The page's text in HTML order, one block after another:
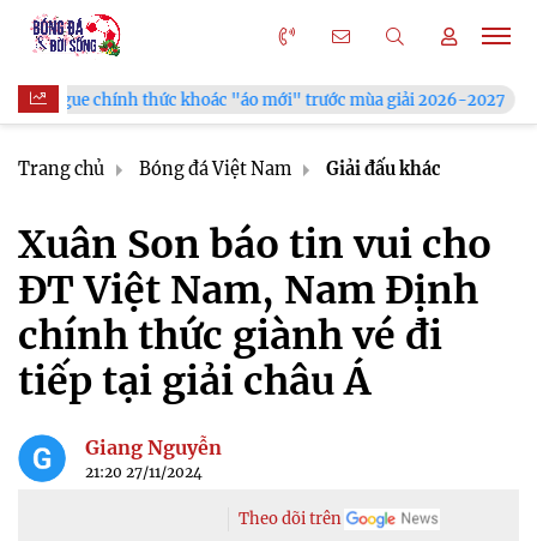
"áo mới" trước mùa giải 2026-2027 Xã Hùng Châu
Trang chủ Bóng đá Việt Nam Giải đấu khác
Xuân Son báo tin vui cho
ĐT Việt Nam, Nam Định
chính thức giành vé đi
tiếp tại giải châu Á
Giang Nguyễn
21:20 27/11/2024
Theo dõi trên